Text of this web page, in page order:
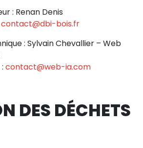
: Renan Denis
contact@dbi-bois.fr
: Sylvain Chevallier – Web
contact@web-ia.com
DES DÉCHETS